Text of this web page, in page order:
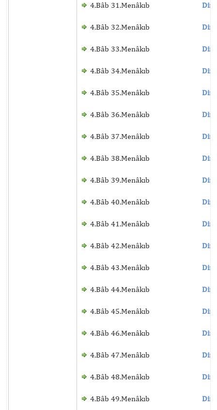
4.Bâb 31.Menâkıb
4.Bâb 32.Menâkıb
4.Bâb 33.Menâkıb
4.Bâb 34.Menâkıb
4.Bâb 35.Menâkıb
4.Bâb 36.Menâkıb
4.Bâb 37.Menâkıb
4.Bâb 38.Menâkıb
4.Bâb 39.Menâkıb
4.Bâb 40.Menâkıb
4.Bâb 41.Menâkıb
4.Bâb 42.Menâkıb
4.Bâb 43.Menâkıb
4.Bâb 44.Menâkıb
4.Bâb 45.Menâkıb
4.Bâb 46.Menâkıb
4.Bâb 47.Menâkıb
4.Bâb 48.Menâkıb
4.Bâb 49.Menâkıb